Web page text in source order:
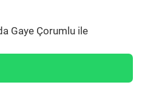
Gaye Çorumlu ile